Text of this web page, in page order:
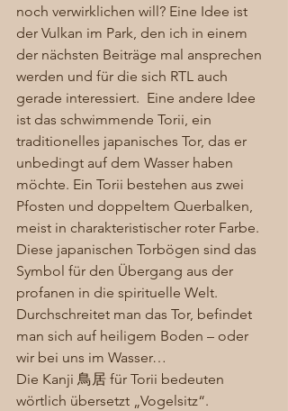
noch verwirklichen will? Eine Idee ist
der Vulkan im Park, den ich in einem
der nächsten Beiträge mal ansprechen
werden und für die sich RTL auch
gerade interessiert.  Eine andere Idee
ist das schwimmende Torii, ein
traditionelles japanisches Tor, das er
unbedingt auf dem Wasser haben
möchte. Ein Torii bestehen aus zwei
Pfosten und doppeltem Querbalken,
meist in charakteristischer roter Farbe.
Diese japanischen Torbögen sind das
Symbol für den Übergang aus der
profanen in die spirituelle Welt.
Durchschreitet man das Tor, befindet
man sich auf heiligem Boden – oder
wir bei uns im Wasser…
Die Kanji 鳥居 für Torii bedeuten
wörtlich übersetzt „Vogelsitz“.